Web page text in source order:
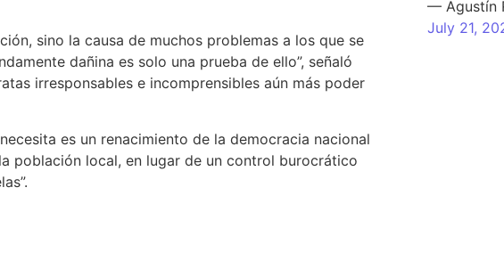
sino la causa de muchos problemas a los que se
dañina es solo una prueba de ello”, señaló
irresponsables e incomprensibles aún más poder
es un renacimiento de la democracia nacional
población local, en lugar de un control burocrático
— Agustín
July 21,